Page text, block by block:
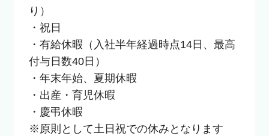
り）
・祝日
・有給休暇（入社半年経過時点14日、最高
付与日数40日）
・年末年始、夏期休暇
・出産・育児休暇
・慶弔休暇
※原則として土日祝での休みとなります